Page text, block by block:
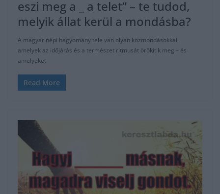
eszi meg a _ a telet” – te tudod,
melyik állat kerül a mondásba?
A magyar népi hagyomány tele van olyan közmondásokkal,
amelyek az időjárás és a természet ritmusát örökítik meg – és
amelyeket
Read More